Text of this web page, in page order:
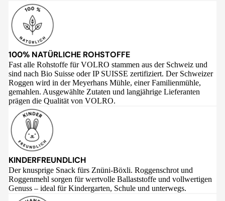
100% NATÜRLICHE ROHSTOFFE
Fast alle Rohstoffe für VOLRO stammen aus der Schweiz und
sind nach Bio Suisse oder IP SUISSE zertifiziert. Der Schweizer
Roggen wird in der Meyerhans Mühle, einer Familienmühle,
gemahlen. Ausgewählte Zutaten und langjährige Lieferanten
prägen die Qualität von VOLRO.
KINDERFREUNDLICH
Der knusprige Snack fürs Znüni-Böxli. Roggenschrot und
Roggenmehl sorgen für wertvolle Ballaststoffe und vollwertigen
Genuss – ideal für Kindergarten, Schule und unterwegs.